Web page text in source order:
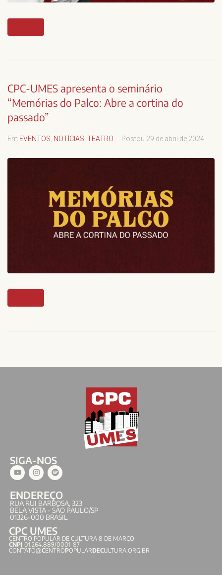
CPC-UMES apresenta o seminário
“Memórias do Palco: Abre a cortina do
passado”
Em EVENTOS NOTÍCIAS TEATRO Postou 29 de abril de 2024
SIGA-NOS
ENDEREÇO
RUA RUI BARBOSA, 323
BELA VISTA - SÃO PAULO/SP
01326-000 BRASIL
CPC UMES
CENTRO POPULAR DE CULTURA 8 DE MARÇO
CNPJ 01.264.889/0001-87
CONTATO@CENTROPOPULARDECULTURA.ORG.BR